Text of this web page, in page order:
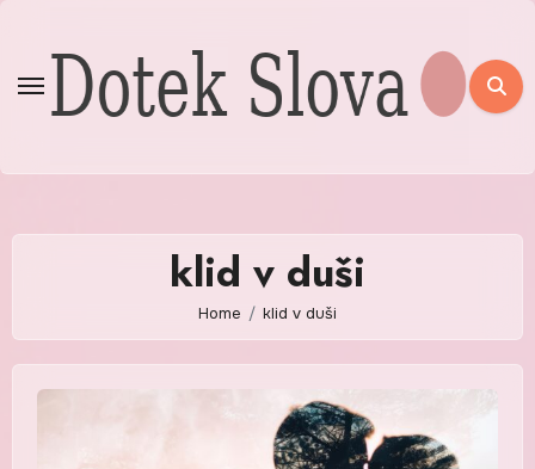
content
klid v duši
Home klid v duši